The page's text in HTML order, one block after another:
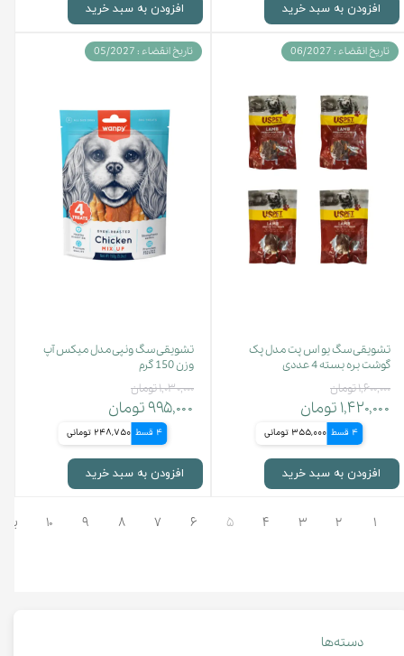
دسته‌ها
افزودن به سبد خرید افزودن به سبد خرید
تشویقی سگ یو اس پت مدل پک
گوشت بره بسته 4 عددی
۱,۶۰۰,۰۰۰ تومان
۱,۴۲۰,۰۰۰ تومان
4 قسط 355,000 تومانی
افزودن به سبد خرید
تاریخ انقضاء : 06/2027
تشویقی سگ ونپی مدل میکس آپ
وزن 150 گرم
۱,۰۳۰,۰۰۰ تومان
۹۹۵,۰۰۰ تومان
4 قسط 248,750 تومانی
افزودن به سبد خرید
تاریخ انقضاء : 05/2027
۱ ۲ ۳ ۴ ۵ ۶ ۷ ۸ ۹ ۱۰